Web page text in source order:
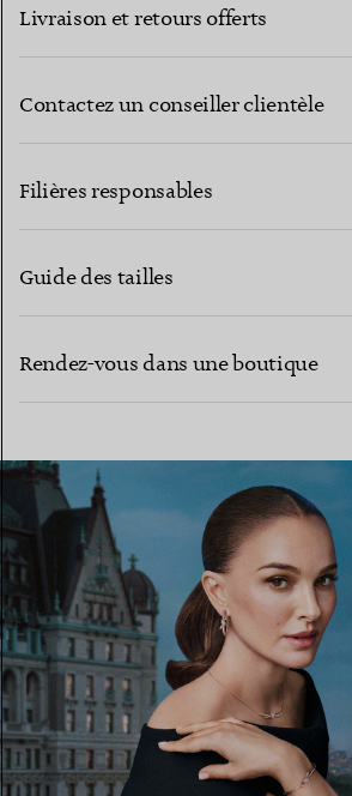
Livraison et retours offerts
Contactez un conseiller clientèle
Filières responsables
Guide des tailles
Rendez-vous dans une boutique
TROUVEZ LA BOUTIQUE LA PLUS PROCHE